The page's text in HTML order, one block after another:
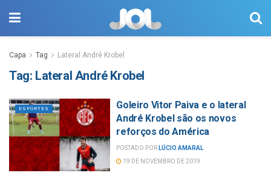
Capa Tag Lateral André Krobel
Tag: Lateral André Krobel
ESPORTES
Goleiro Vitor Paiva e o lateral
André Krobel são os novos
reforços do América
POSTADO POR LÚCIO AMARAL
19 DE NOVEMBRO DE 2019